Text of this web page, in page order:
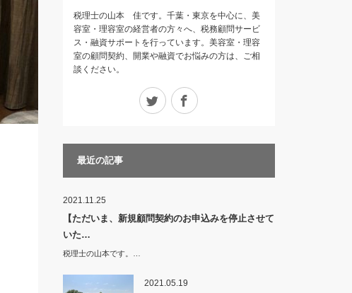
税理士の山本 佳です。千葉・東京を中心に、美
容室・理容室の経営者の方々へ、税務顧問サービ
ス・融資サポートを行っています。美容室・理容
室の顧問契約、開業や融資でお悩みの方は、ご相
談ください。
Twitter
最近の記事
2021.11.25
【ただいま、新規顧問契約のお申込みを停止させて
いた…
税理士の山本です。…
2021.05.19